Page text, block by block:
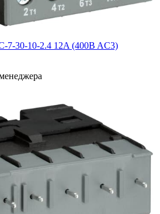
7-30-10-2.4 12A (400B AC3)